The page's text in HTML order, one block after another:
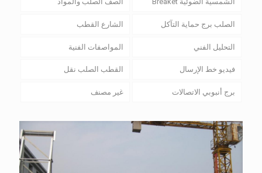
الصلب برج حماية التآكل الشارع القطب
التحليل الفني المواصفات الفنية
فيديو خط الإرسال القطب الصلب نقل
برج أنبوبي الاتصالات غير مصنف